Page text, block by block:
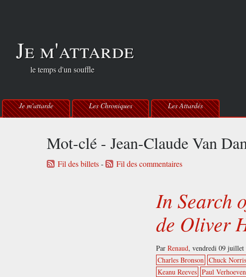
Je m'attarde
le temps d'un souffle
Je m'attarde Les Chroniques Les Attardés
Mot-clé - Jean-Claude Van
Fil des billets- Fil des commentaires
In Search
de Oliver
ParRenaud,vendredi 09 juillet
Charles Bronson Chuck Norris
Keanu Reeves Paul Verhoeven